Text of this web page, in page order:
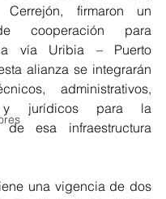
firmaron un
cooperación para
la vía Uribia – Puerto
alianza se integrarán
administrativos,
y jurídicos para la
de esa infraestructura
una vigencia de dos